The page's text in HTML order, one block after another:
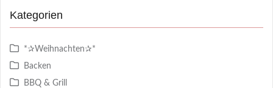
Kategorien
*✰Weihnachten✰*
Backen
BBQ & Grill